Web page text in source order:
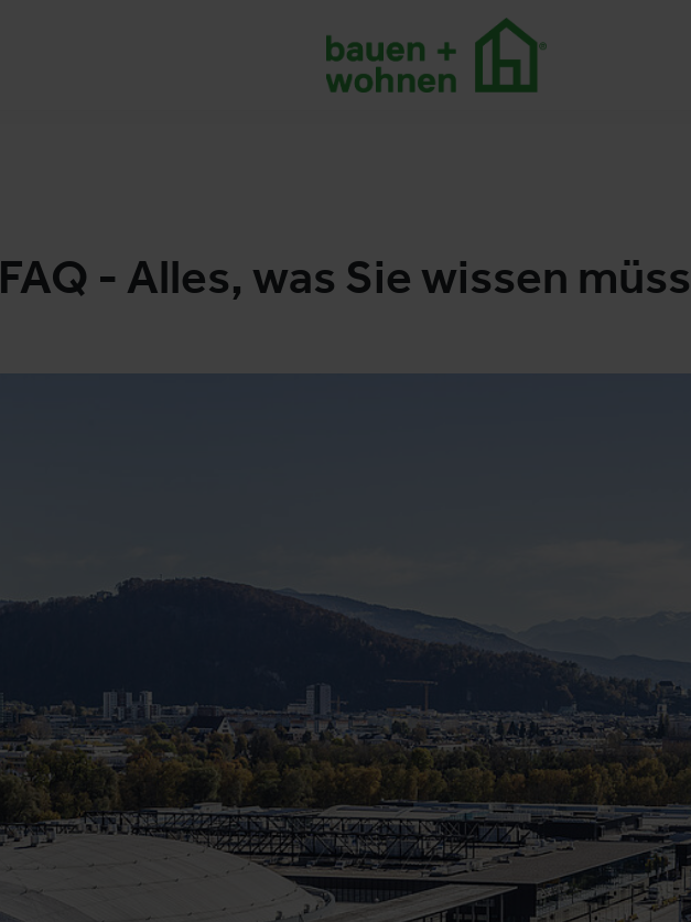
FAQ - Alles, was Sie wissen